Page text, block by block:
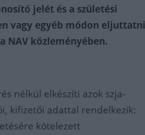
jelét és a születési
vagy egyéb módon eljuttatni
NAV közleményében.
nélkül elkészíti azok szja-
kifizetői adattal rendelkezik:
kötelezett